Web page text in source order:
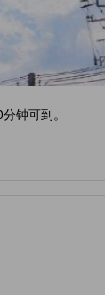
钟可到。